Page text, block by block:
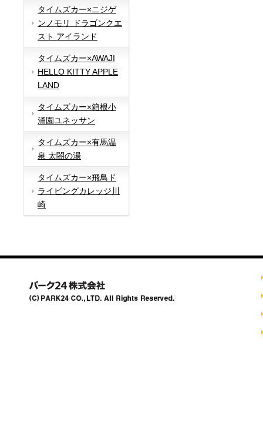
タイムズカー×ニジゲ
ンノモリ ドラゴンクエ
スト アイランド
タイムズカー×AWAJI
HELLO KITTY APPLE
LAND
タイムズカー×箱根小
涌園ユネッサン
タイムズカー×有馬温
泉 太閤の湯
タイムズカー×飛鳥ド
ライビングカレッジ川
崎